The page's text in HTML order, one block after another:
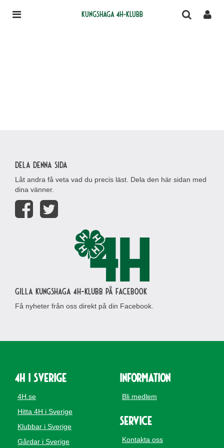
Kungshaga 4H-klubb
Dela denna sida
Låt andra få veta vad du precis läst. Dela den här sidan med
dina vänner.
Gilla Kungshaga 4H-klubb på Facebook
Få nyheter från oss direkt på din Facebook.
4H i Sverige
4H.se
Hitta 4H i Sverige
Klubbar i Sverige
Gårdar i Sverige
Information
Bli medlem
Service
Kontakta oss